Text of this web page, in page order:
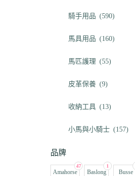
騎手用品 (590)
馬具用品 (160)
馬匹護理 (55)
皮革保養 (9)
收納工具 (13)
小馬與小騎士 (157)
品牌
47
Amahorse
1
Baslong Busse